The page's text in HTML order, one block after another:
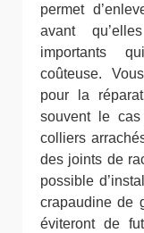
permet
avant
importants
coûteuse.
pour la
souvent le
colliers
des joints de
possible
crapaudine de
éviteront de